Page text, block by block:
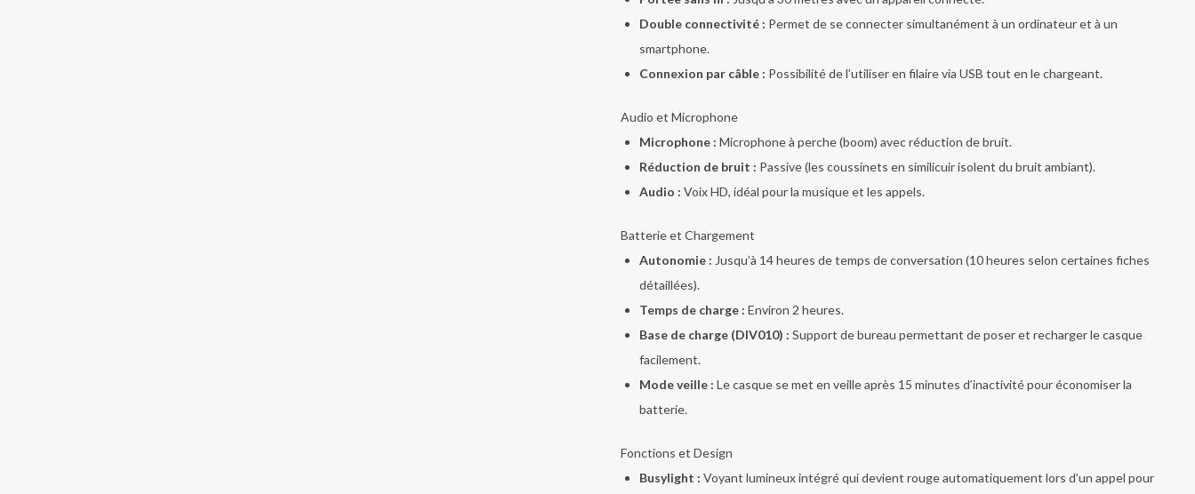
€ 200,00.€ 70,00.
Double connectivité : Permet de se connecter simultanément à un ordinateur et à un
smartphone.
Connexion par câble : Possibilité de l’utiliser en filaire via USB tout en le chargeant.
Audio et Microphone
Microphone : Microphone à perche (boom) avec réduction de bruit.
Réduction de bruit : Passive (les coussinets en similicuir isolent du bruit ambiant).
Audio : Voix HD, idéal pour la musique et les appels.
Batterie et Chargement
Autonomie : Jusqu’à 14 heures de temps de conversation (10 heures selon certaines fiches
détaillées).
Temps de charge : Environ 2 heures.
Base de charge (DIV010) : Support de bureau permettant de poser et recharger le casque
facilement.
Mode veille : Le casque se met en veille après 15 minutes d’inactivité pour économiser la
batterie.
Fonctions et Design
Busylight : Voyant lumineux intégré qui devient rouge automatiquement lors d’un appel pour